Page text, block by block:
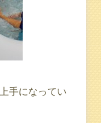
手になってい